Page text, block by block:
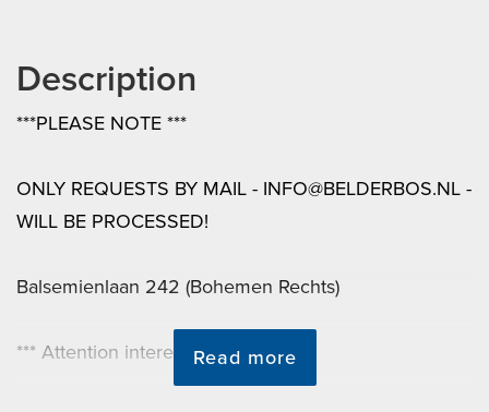
Description
***PLEASE NOTE ***
ONLY REQUESTS BY MAIL - INFO@BELDERBOS.NL -
WILL BE PROCESSED!
Balsemienlaan 242 (Bohemen Rechts)
*** Attention interested parties ***
Read more